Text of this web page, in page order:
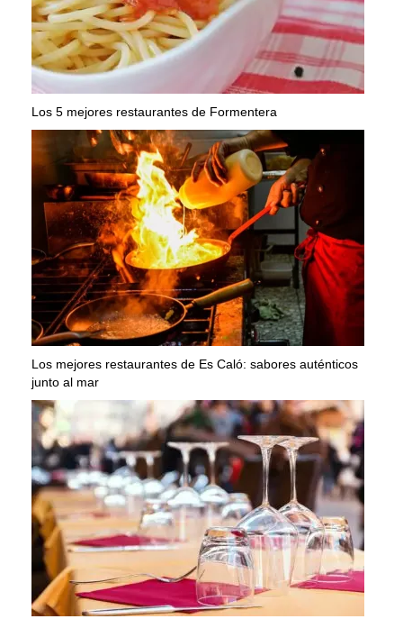
Los 5 mejores restaurantes de Formentera
Los mejores restaurantes de Es Caló: sabores auténticos
junto al mar